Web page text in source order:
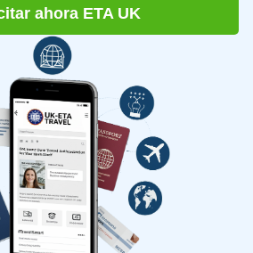
ahora ETA UK